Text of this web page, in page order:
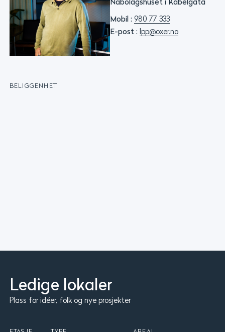
Nabolagshuset i Kabelgata
Mobil : 980 77 333
E-post : lpp@oxer.no
BELIGGENHET
Ledige lokaler
Plass for idéer, folk og nye prosjekter